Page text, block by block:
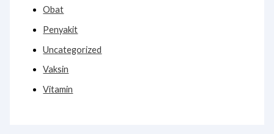
Obat
Penyakit
Uncategorized
Vaksin
Vitamin